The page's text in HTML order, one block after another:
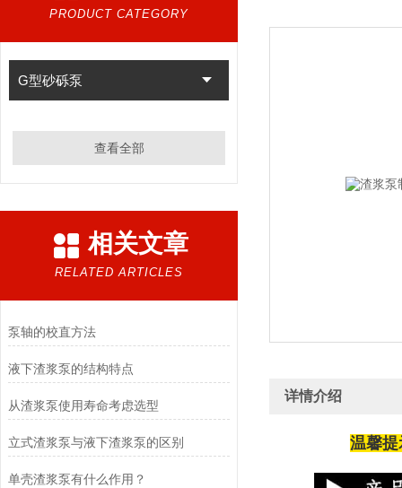
PRODUCT CATEGORY
G型砂砾泵
查看全部
相关文章
RELATED ARTICLES
泵轴的校直方法
液下渣浆泵的结构特点
从渣浆泵使用寿命考虑选型
立式渣浆泵与液下渣浆泵的区别
单壳渣浆泵有什么作用？
详情介绍
温馨